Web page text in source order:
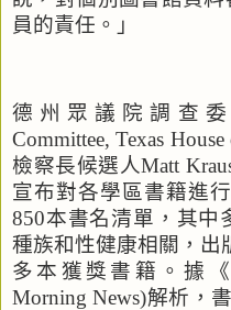
員的責任。」
德州眾議院調查
Committee, Texas House
檢察長候選人Matt
宣布對各學區書籍進
850本書名清單，其中
種族和性健康相關，出
多本獲獎書籍。據
Morning News)解析，